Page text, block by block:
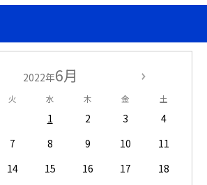
2022年6月
火 水 木 金 土
1 2 3
4
7 8 9 10
11
14 15 16 17
18